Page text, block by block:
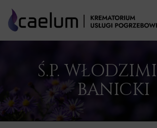
Ś.P.
BANICKI